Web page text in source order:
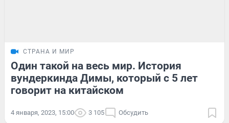
СТРАНА И МИР
Один такой на весь мир. История
вундеркинда Димы, который с 5 лет
говорит на китайском
4 января, 2023, 15:00 3 105 Обсудить